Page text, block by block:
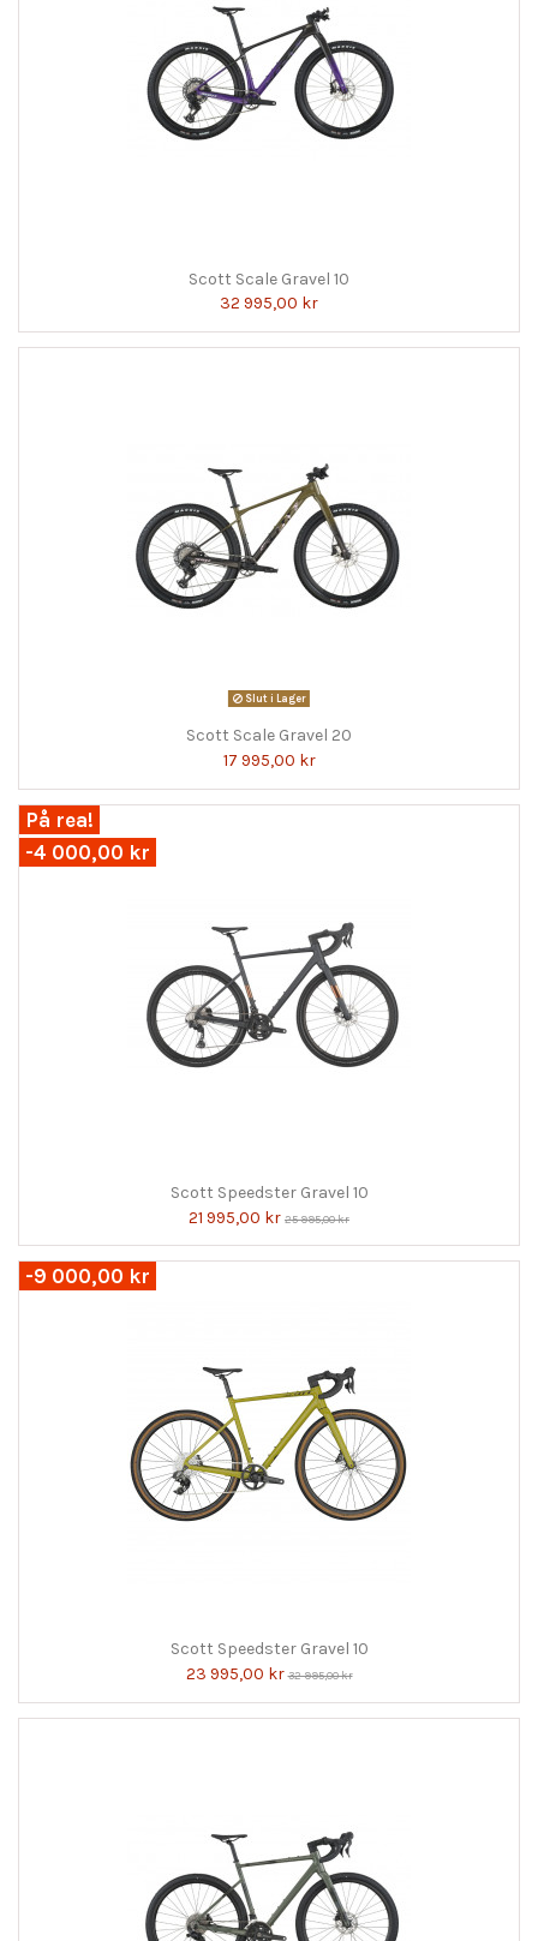
Scott Scale Gravel 10
32 995,00 kr
Slut i Lager
Scott Scale Gravel 20
17 995,00 kr
På rea!
-4 000,00 kr
Scott Speedster Gravel 10
21 995,00 kr 25 995,00 kr
-9 000,00 kr
Scott Speedster Gravel 10
23 995,00 kr32 995,00 kr